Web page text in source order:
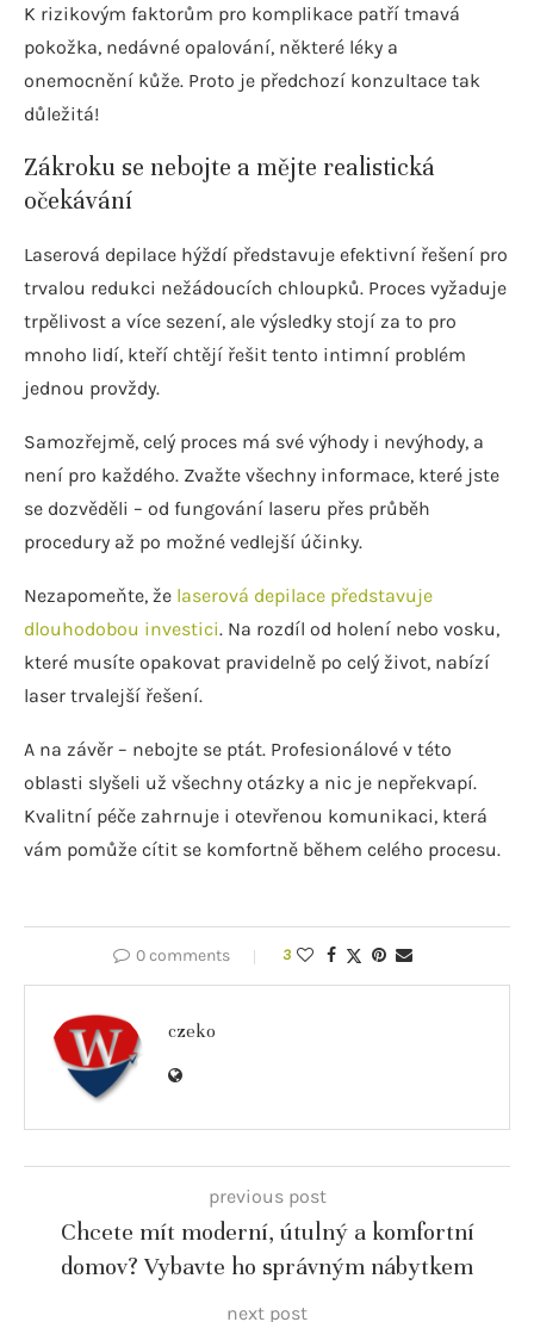
K rizikovým faktorům pro komplikace patří tmavá
pokožka, nedávné opalování, některé léky a
onemocnění kůže. Proto je předchozí konzultace tak
důležitá!
Zákroku se nebojte a mějte realistická
očekávání
Laserová depilace hýždí představuje efektivní řešení pro
trvalou redukci nežádoucích chloupků. Proces vyžaduje
trpělivost a více sezení, ale výsledky stojí za to pro
mnoho lidí, kteří chtějí řešit tento intimní problém
jednou provždy.
Samozřejmě, celý proces má své výhody i nevýhody, a
není pro každého. Zvažte všechny informace, které jste
se dozvěděli – od fungování laseru přes průběh
procedury až po možné vedlejší účinky.
Nezapomeňte, že laserová depilace představuje
dlouhodobou investici. Na rozdíl od holení nebo vosku,
které musíte opakovat pravidelně po celý život, nabízí
laser trvalejší řešení.
A na závěr – nebojte se ptát. Profesionálové v této
oblasti slyšeli už všechny otázky a nic je nepřekvapí.
Kvalitní péče zahrnuje i otevřenou komunikaci, která
vám pomůže cítit se komfortně během celého procesu.
0 comments 3
czeko
previous post
Chcete mít moderní, útulný a komfortní
domov? Vybavte ho správným nábytkem
next post